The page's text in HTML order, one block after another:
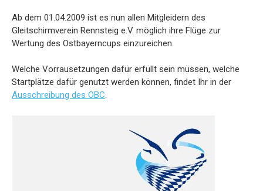
Ab dem 01.04.2009 ist es nun allen Mitgleidern des
Gleitschirmverein Rennsteig e.V. möglich ihre Flüge zur
Wertung des Ostbayerncups einzureichen.
Welche Vorrausetzungen dafür erfüllt sein müssen, welche
Startplätze dafür genutzt werden können, findet Ihr in der
Ausschreibung des OBC.